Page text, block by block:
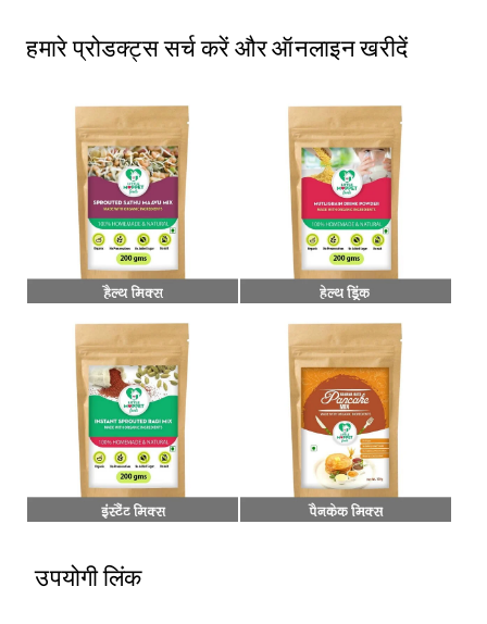
हमारे प्रोडक्ट्स सर्च करें और ऑनलाइन खरीदें
उपयोगी लिंक